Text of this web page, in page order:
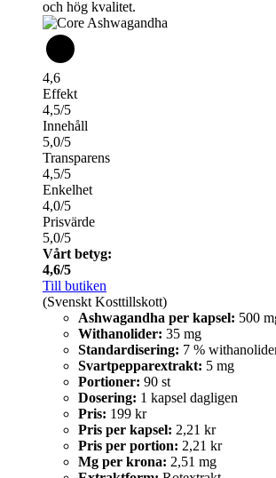
och hög kvalitet.
4,6
Effekt
4,5/5
Innehåll
5,0/5
Transparens
4,5/5
Enkelhet
4,0/5
Prisvärde
5,0/5
Vårt betyg:
4,6/5
Till butiken
(Svenskt Kosttillskott)
Ashwagandha per kapsel: 500
Withanolider: 35 mg
Standardisering: 7 %
Svartpepparextrakt: 5 mg
Portioner: 90 st
Dosering: 1 kapsel dagligen
Pris: 199 kr
Pris per kapsel: 2,21 kr
Pris per portion: 2,21 kr
Mg per krona: 2,51 mg